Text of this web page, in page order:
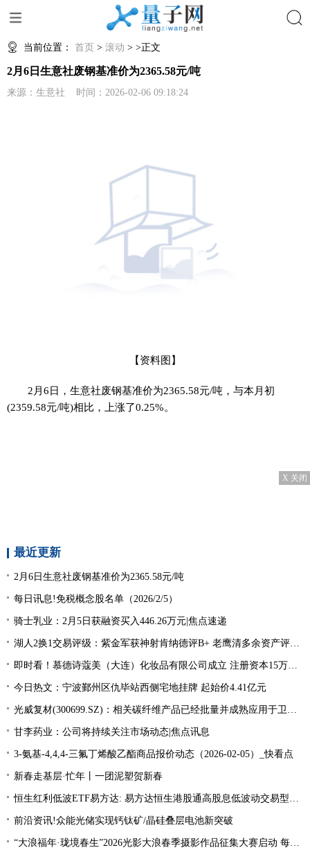
当前位置： 首页 > 滚动 > >正文
2月6日生意社废钢基准价为2365.58元/吨
来源：生意社 时间：2026-02-06 09:18:24
【资料图】
2月6日，生意社废钢基准价为2365.58元/吨，与本月初
(2359.58元/吨)相比，上涨了0.25%。
X 关闭
最近更新
2月6日生意社废钢基准价为2365.58元/吨
每日讯息!免税概念股名单（2026/2/5）
骑士乳业：2月5日获融资买入446.26万元|焦点速递
湖人2换1交易评级：紫金军获神射肯纳德评B+ 老鹰清多余资产评B+ 每日热议
即时看！慕德诗蔻美（大连）化妆品有限公司成立 注册资本15万人民币
今日热文：宁波鄞州区仇毕站西侧宅地挂牌 起始价4.41亿元
光威复材(300699.SZ)：相关碳纤维产品已经批量并成熟应用于卫星相关结构
甘李药业：公司将持续关注市场动态|焦点讯息
3-氨基-4,4,4-三氟丁烯酸乙酯商品报价动态（2026-02-05）_快看点
新春走基层·忙年丨一团泥塑贺新春
恒生红利低波ETF易方达: 易方达恒生港股通高股息低波动交易型开放式指数证券投资基金分红公告|热点
前沿资讯!众能光储实现钙钛矿/晶硅叠层电池新突破
“大浪福年·珑境春生”2026光影大浪春季摄影作品征集大赛启动 每日看点